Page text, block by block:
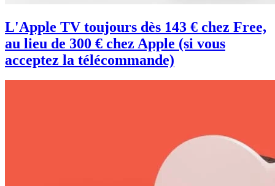
L'Apple TV toujours dès 143 € chez Free,
au lieu de 300 € chez Apple (si vous
acceptez la télécommande)